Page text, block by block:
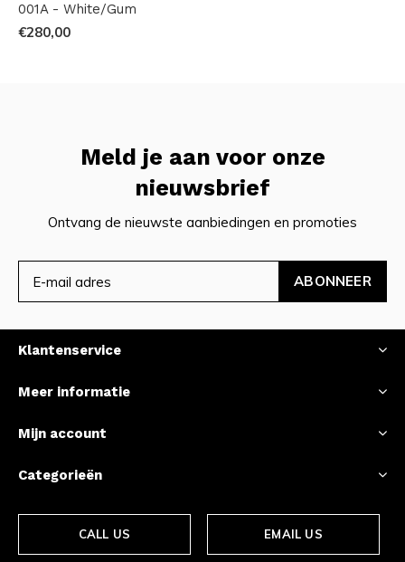
001A - White/Gum
€280,00
Meld je aan voor onze
nieuwsbrief
Ontvang de nieuwste aanbiedingen en promoties
ABONNEER
Klantenservice
Meer informatie
Mijn account
Categorieën
CALL US EMAIL US